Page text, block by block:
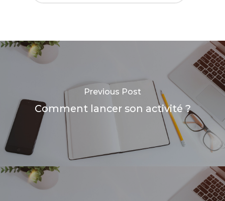
Previous Post
Comment lancer son activité ?